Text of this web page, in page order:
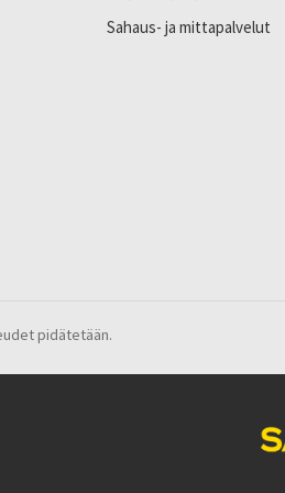
Sahaus- ja mittapalvelut
pidätetään.